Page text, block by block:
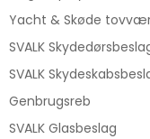
Yacht & Skøde
SVALK
SVALK
Genbrugsreb
SVALK Glasbeslag